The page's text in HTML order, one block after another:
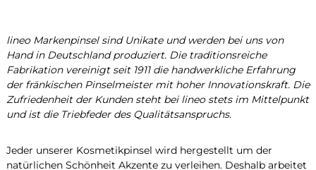
lineo Markenpinsel sind Unikate und werden bei uns von
Hand in Deutschland produziert. Die traditionsreiche
Fabrikation vereinigt seit 1911 die handwerkliche Erfahrung
der fränkischen Pinselmeister mit hoher Innovationskraft. Die
Zufriedenheit der Kunden steht bei lineo stets im Mittelpunkt
und ist die Triebfeder des Qualitätsanspruchs.
Jeder unserer Kosmetikpinsel wird hergestellt um der
natürlichen Schönheit Akzente zu verleihen. Deshalb arbeitet